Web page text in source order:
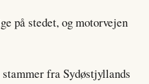
på stedet, og motorvejen
fra Sydøstjyllands